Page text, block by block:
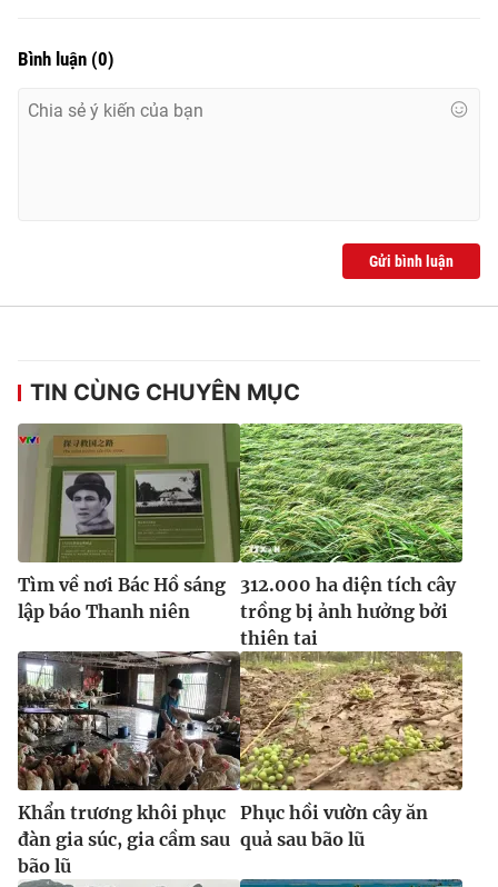
Cơ quan chủ quản:
Cơ quan báo chí:
Thời báo VTV
024.38 355 931 - 024.38 355 932
Ðiện thoại Thời báo VTV:024.66 897 897
® Cấm sao chép dưới mọi hình thức nếu không có sự chấp
thuận bằng văn bản. Ghi rõ nguồn VTV.vn khi phát hành lại
thông tin từ website này.
Bình luận (0)
Gửi bình luận
TIN CÙNG CHUYÊN MỤC
Tìm về nơi Bác Hồ sáng
lập báo Thanh niên
312.000 ha diện tích cây
trồng bị ảnh hưởng bởi
thiên tai
Khẩn trương khôi phục
đàn gia súc, gia cầm sau
bão lũ
Phục hồi vườn cây ăn
quả sau bão lũ